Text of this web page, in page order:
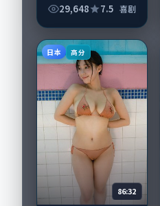
机》值得关注：剧情
琼、任素汐与配角群
戏并重。影片2023年
29,648 7.5 喜剧
日本 高分
86:32